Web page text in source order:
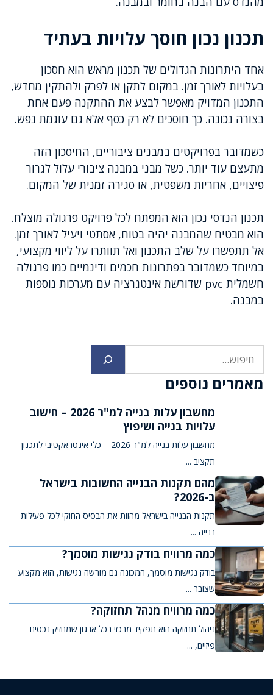
תכנון נכון חוסך עלויות בעתיד
אחד היתרונות הגדולים של תכנון מראש הוא חסכון
בעלויות לאורך זמן. במקום לתקן או לפרק ולהתקין מחדש,
התכנון המדויק מאפשר לבצע את ההתקנה פעם אחת
בצורה נכונה. כך חוסכים לא רק כסף אלא גם עוגמת נפש.
כשמדובר בפרויקטים במבנים ציבוריים, החיסכון הזה
מתעצם עוד יותר. כשל מבני במבנה ציבורי עלול לגרור
פיצויים, אחריות משפטית, או סגירה זמנית של המקום.
תכנון הנדסי נכון הוא המפתח לכל פרויקט פרגולה מוצלח.
הוא מבטיח שהמבנה יהיה בטוח, אסתטי ויעיל לאורך זמן.
אל תתפשרו על שלב התכנון ואל תוותרו על ליווי מקצועי,
במיוחד כשמדובר בפתרונות חכמים ודינמיים כמו פרגולה
חשמלית pvc שדורשת אינטגרציה עם מערכות נוספות
במבנה.
מאמרים נוספים
מחשבון עלות בנייה למ"ר 2026 – חישוב
עלויות בנייה ושיפוץ
מחשבון עלות בנייה למ"ר 2026 – כלי אינטראקטיבי לתכנון
תקציב ...
מהם תקנות הבנייה החשובות בישראל
ב-2026?
תקנות הבנייה בישראל מהוות את הבסיס החוקי לכל פעילות
בנייה ...
כמה מרוויח בודק נגישות מוסמך?
בודק נגישות מוסמך, המכונה גם מורשה נגישות, הוא מקצוע
שצובר ...
כמה מרוויח מנהל תחזוקה?
ניהול תחזוקה הוא תפקיד מרכזי בכל ארגון שמחזיק נכסים
פיזיים, ...